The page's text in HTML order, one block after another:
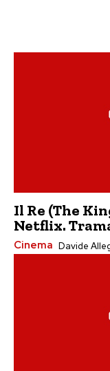
Il Re (The
Netflix.
Cinema Davide